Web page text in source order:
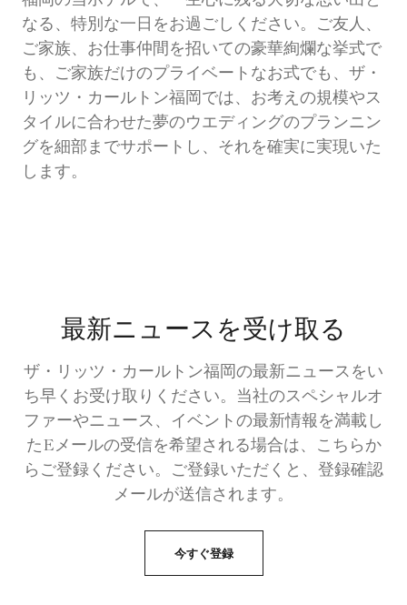
なる、特別な一日をお過ごしください。ご友人、
ご家族、お仕事仲間を招いての豪華絢爛な挙式で
も、ご家族だけのプライベートなお式でも、ザ・
リッツ・カールトン福岡では、お考えの規模やス
タイルに合わせた夢のウエディングのプランニン
グを細部までサポートし、それを確実に実現いた
します。
最新ニュースを受け取る
ザ・リッツ・カールトン福岡の最新ニュースをい
ち早くお受け取りください。当社のスペシャルオ
ファーやニュース、イベントの最新情報を満載し
たEメールの受信を希望される場合は、こちらか
らご登録ください。ご登録いただくと、登録確認
メールが送信されます。
今すぐ登録